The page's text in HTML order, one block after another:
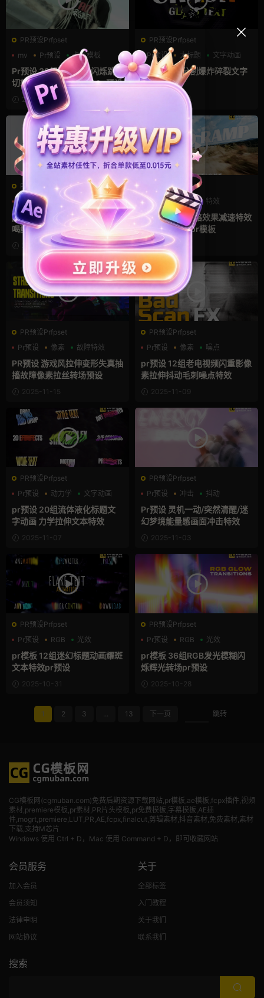
PR预设Prfpset
mv
Pr预设 卡点模板
Pr预设 38组酷炫街舞闪烁跳
切转场视频过渡premiere预设
2026-02-09
PR预设Prfpset
Pr预设
大标题 文字动画
Pr预设 9款分割爆炸碎裂文字
动画
2026-01-25
PR预设Prfpset
Pr预设
液化
pr预设 18种电影感 梦境幻象/
喝醉眩晕 扭曲液化画面变形特
效
2025-12-27
PR预设Prfpset
Pr预设
变焦 特效
pr预设 12组升格效果减速特效
视频过渡转场pr模板
2025-11-21
PR预设Prfpset
Pr预设
像素 故障特效
PR预设 游戏风拉伸变形失真抽
搐故障像素拉丝转场预设
2025-11-15
PR预设Prfpset
Pr预设
像素 噪点
pr预设 12组老电视频闪重影像
素拉伸抖动毛刺噪点特效
2025-11-09
PR预设Prfpset
Pr预设
动力学 文字动画
pr预设 20组流体液化标题文
字动画 力学拉伸文本特效
2025-11-07
PR预设Prfpset
Pr预设
冲击 抖动
Pr预设 灵机一动/突然清醒/迷
幻梦境能量感画面冲击特效
2025-11-03
PR预设Prfpset
Pr预设
RGB 光效
pr模板 12组迷幻标题动画耀斑
文本特效pr预设
2025-10-31
PR预设Prfpset
Pr预设
RGB 光效
pr模板 36组RGB发光模糊闪
烁辉光转场pr预设
2025-10-28
1 2 3 ... 13 下一页 跳转
CG模板网(cgmuban.com)免费后期资源下载网站,pr模板,ae模板,fcpx插件,视频
素材,premiere模板,pr素材,PR片头模板,pr免费模板,字幕模板,AE插
件,mogrt,premiere,LUT,PR,AE,fcpx,finalcut,剪辑素材,抖音素材,免费素材,素材
下载,支持M芯片
Windows 使用 Ctrl + D，Mac 使用 Command + D，即可收藏网站
会员服务
加入会员
会员须知
法律申明
网站协议
关于
全部标签
入门教程
关于我们
联系我们
搜索